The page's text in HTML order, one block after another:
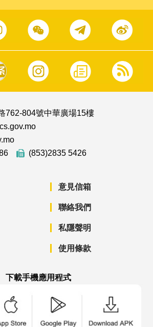
762-804號中華廣場15樓
(853)2835 5426
意見信箱
聯絡我們
私隱聲明
使用條款
下載手機應用程式